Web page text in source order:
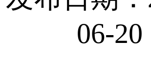
06-20